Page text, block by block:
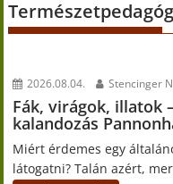
2026.08.04. Stencinger
Fák, virágok, illatok
kalandozás
Miért érdemes egy
látogatni? Talán azért,